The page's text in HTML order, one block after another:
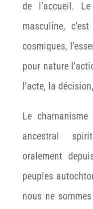
de l’accueil.
masculine,
cosmiques,
pour nature
l’acte, la
Le
ancestral
oralement
peuples
nous ne